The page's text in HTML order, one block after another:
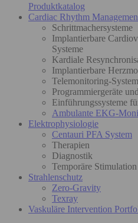
Produktkatalog
Cardiac Rhythm
Schrittmachersysteme
Implantierbare
Systeme
Kardiale
Implantierbare
Telemonitoring-
Programmiergeräte
Einführungssysteme
Ambulante EKG-
Elektrophysiologie
Centauri PFA System
Therapien
Diagnostik
Temporäre Stimulation
Strahlenschutz
Zero-Gravity
Texray
Vaskuläre Intervention